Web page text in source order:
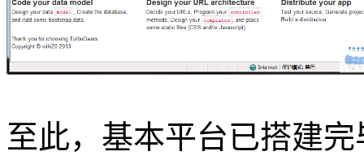
至此，基本平台已搭建